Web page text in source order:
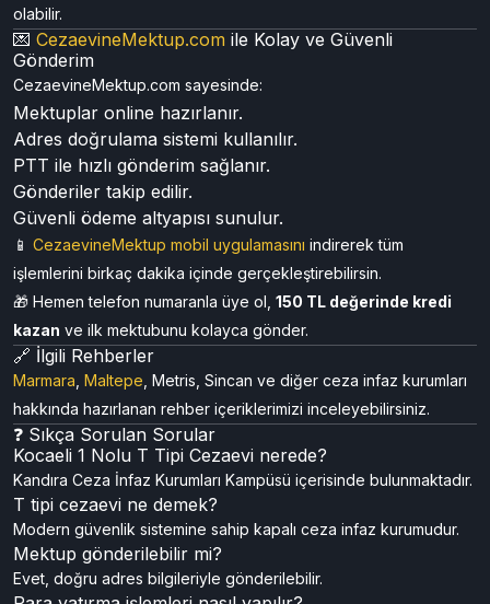
olabilir.
💌 CezaevineMektup.com ile Kolay ve Güvenli
Gönderim
CezaevineMektup.com sayesinde:
Mektuplar online hazırlanır.
Adres doğrulama sistemi kullanılır.
PTT ile hızlı gönderim sağlanır.
Gönderiler takip edilir.
Güvenli ödeme altyapısı sunulur.
📱 CezaevineMektup mobil uygulamasını indirerek tüm
işlemlerini birkaç dakika içinde gerçekleştirebilirsin.
🎁 Hemen telefon numaranla üye ol, 150 TL değerinde kredi
kazan ve ilk mektubunu kolayca gönder.
🔗 İlgili Rehberler
Marmara Maltepe , Metris, Sincan ve diğer ceza infaz kurumları
hakkında hazırlanan rehber içeriklerimizi inceleyebilirsiniz.
❓ Sıkça Sorulan Sorular
Kocaeli 1 Nolu T Tipi Cezaevi nerede?
Kandıra Ceza İnfaz Kurumları Kampüsü içerisinde bulunmaktadır.
T tipi cezaevi ne demek?
Modern güvenlik sistemine sahip kapalı ceza infaz kurumudur.
Mektup gönderilebilir mi?
Evet, doğru adres bilgileriyle gönderilebilir.